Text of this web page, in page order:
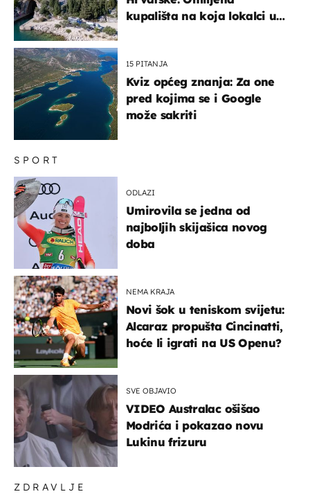
ZDRAVLJE
SPORT
ODLAZI
Umirovila se jedna od
najboljih skijašica novog
doba
NEMA KRAJA
Novi šok u teniskom svijetu:
Alcaraz propušta Cincinatti,
hoće li igrati na US Openu?
SVE OBJAVIO
VIDEO Australac ošišao
Modrića i pokazao novu
Lukinu frizuru
kupališta na koja lokalci u
15 PITANJA
Kviz općeg znanja: Za one
pred kojima se i Google
može sakriti